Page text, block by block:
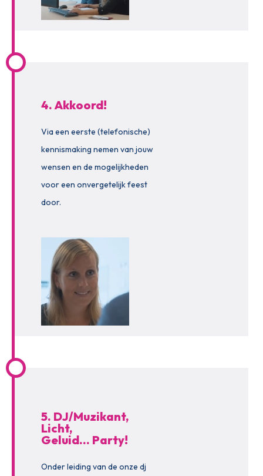
4. Akkoord!
Via een eerste (telefonische)
kennismaking nemen van jouw
wensen en de mogelijkheden
voor een onvergetelijk feest
door.
5. DJ/Muzikant,
Licht,
Geluid… Party!
Onder leiding van de onze dj